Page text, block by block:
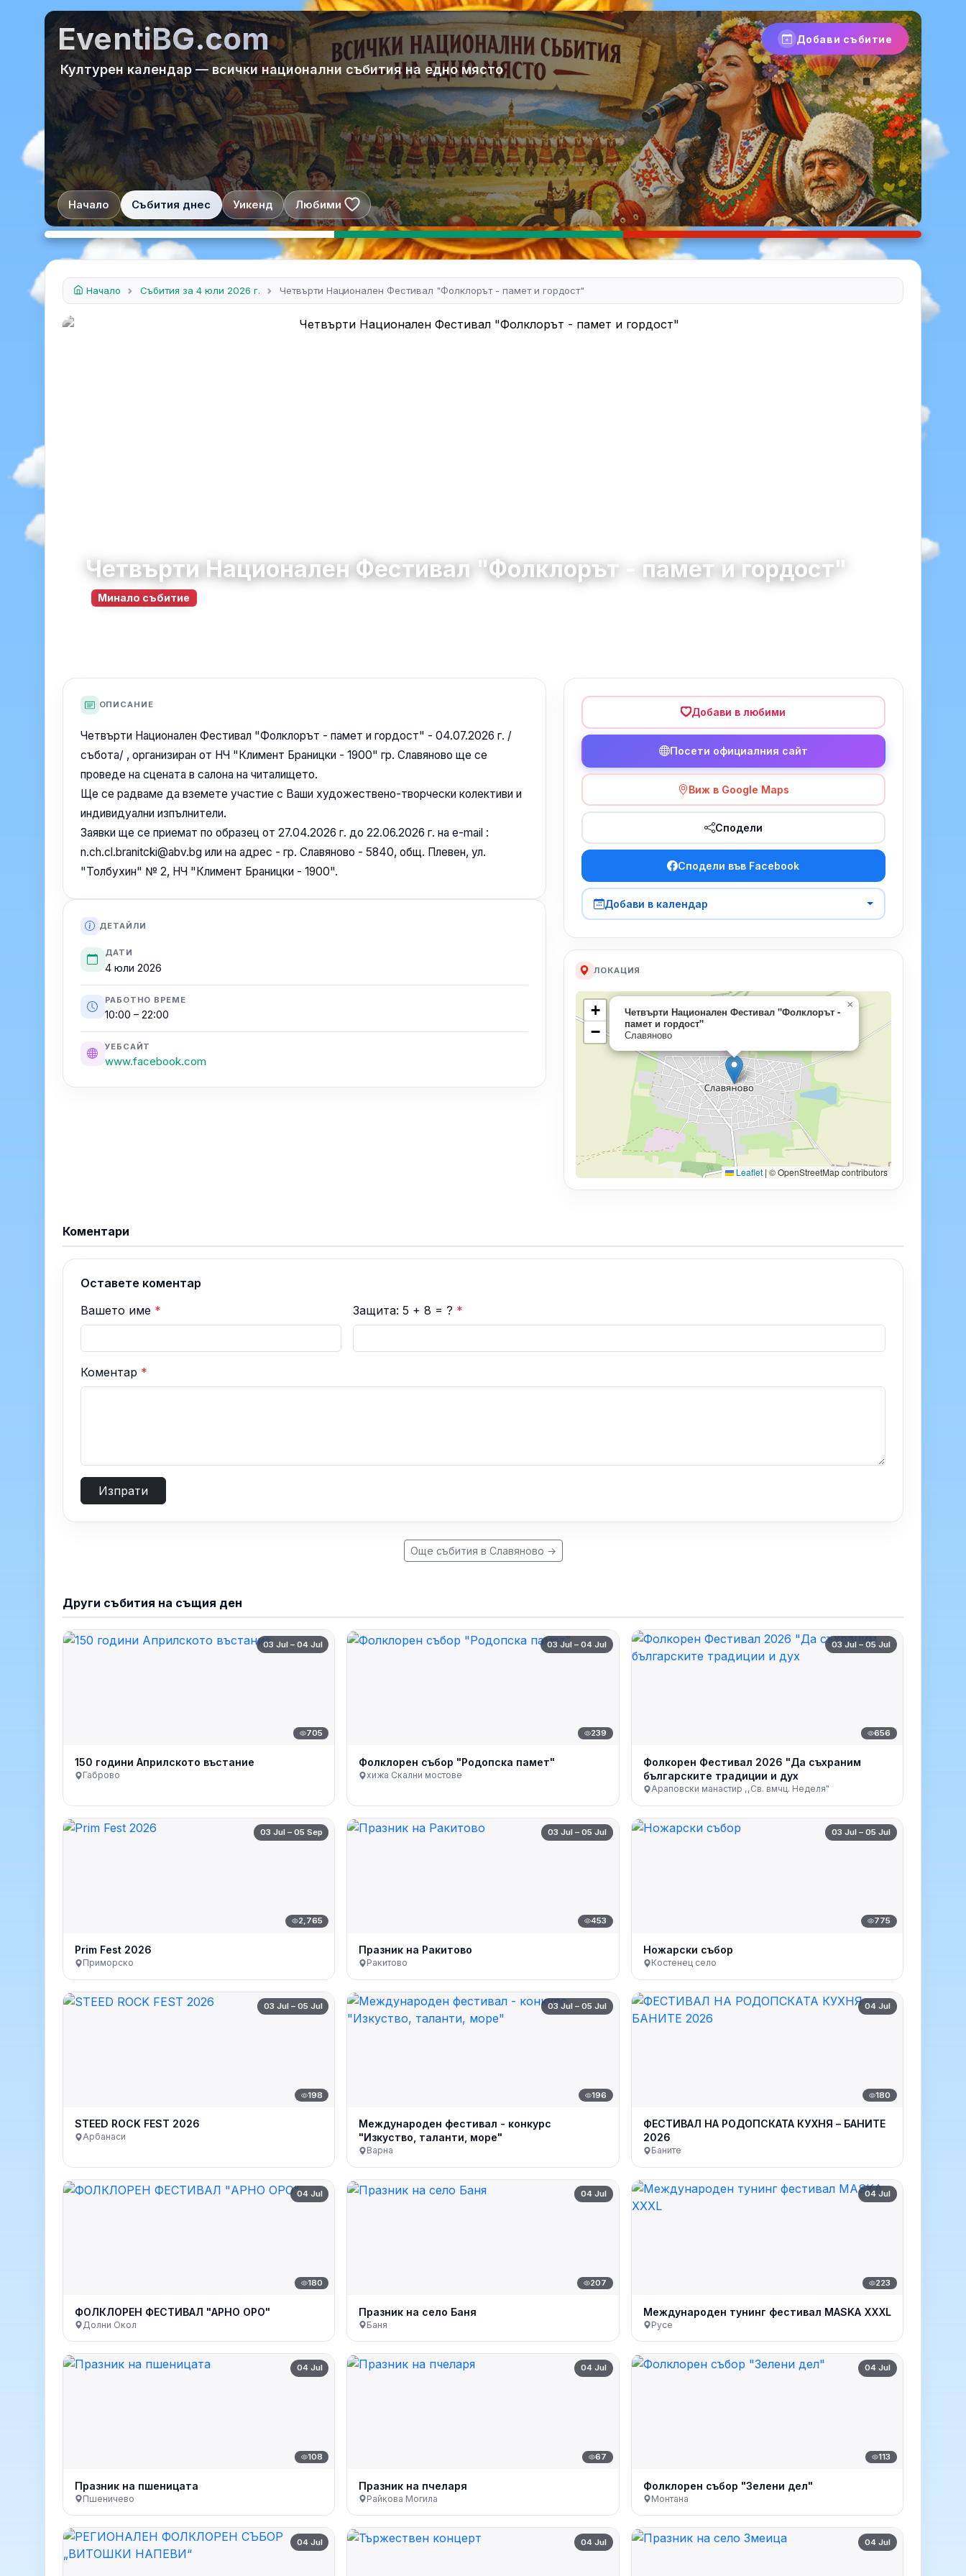
EventiBG.com Добави събитие
Културен календар — всички национални събития на едно място
Начало Събития днес Уикенд Любими
Начало Събития за 4 юли 2026 г. Четвърти Национален Фестивал "Фолклорът - памет и гордост"
Четвърти Национален Фестивал "Фолклорът - памет и гордост"
Минало събитие
ОПИСАНИЕ
Четвърти Национален Фестивал "Фолклорът - памет и гордост" - 04.07.2026 г. /
събота/ , организиран от НЧ "Климент Браницки - 1900" гр. Славяново ще се
проведе на сцената в салона на читалището.
Ще се радваме да вземете участие с Ваши художествено-творчески колективи и
индивидуални изпълнители.
Заявки ще се приемат по образец от 27.04.2026 г. до 22.06.2026 г. на e-mail :
n.ch.cl.branitcki@abv.bg или на адрес - гр. Славяново - 5840, общ. Плевен, ул.
"Толбухин" № 2, НЧ "Климент Браницки - 1900".
ДЕТАЙЛИ
ДАТИ
4 юли 2026
РАБОТНО ВРЕМЕ
10:00 – 22:00
УЕБСАЙТ
www.facebook.com
Добави в любими
Посети официалния сайт
Виж в Google Maps
Сподели
Сподели във Facebook
Добави в календар
ЛОКАЦИЯ
Четвърти Национален Фестивал "Фолклорът -
памет и гордост"
Славяново
×
+
−
Leaflet | © OpenStreetMap contributors
Коментари
Оставете коментар
Вашето име * Защита: 5 + 8 = ? *
Коментар *
Изпрати
Още събития в Славяново →
Други събития на същия ден
03 Jul – 04 Jul
705
150 години Априлското въстание
Габрово
03 Jul – 04 Jul
239
Фолклорен събор "Родопска памет"
хижа Скални мостове
03 Jul – 05 Jul
656
Фолкорен Фестивал 2026 "Да съхраним
българските традиции и дух
Араповски манастир ,,Св. вмчц. Неделя"
03 Jul – 05 Sep
2,765
Prim Fest 2026
Приморско
03 Jul – 05 Jul
453
Празник на Ракитово
Ракитово
03 Jul – 05 Jul
775
Ножарски събор
Костенец село
03 Jul – 05 Jul
198
STEED ROCK FEST 2026
Арбанаси
03 Jul – 05 Jul
196
Международен фестивал - конкурс
"Изкуство, таланти, море"
Варна
04 Jul
180
ФЕСТИВАЛ НА РОДОПСКАТА КУХНЯ – БАНИТЕ
2026
Баните
04 Jul
180
ФОЛКЛОРЕН ФЕСТИВАЛ "АРНО ОРО"
Долни Окол
04 Jul
207
Празник на село Баня
Баня
04 Jul
223
Международен тунинг фестивал MASKA XXXL
Русе
04 Jul
108
Празник на пшеницата
Пшеничево
04 Jul
67
Празник на пчеларя
Райкова Могила
04 Jul
113
Фолклорен събор "Зелени дел"
Монтана
04 Jul 04 Jul 04 Jul